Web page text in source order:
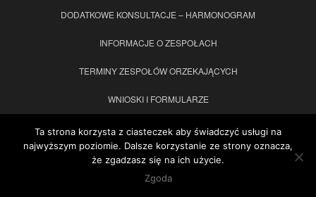
DODATKOWE KONSULTACJE – HARMONOGRAM
INFORMACJE O ZESPOŁACH
TERMINY ZESPOŁÓW ORZEKAJĄCYCH
WNIOSKI I FORMULARZE
ORZECZENIA/OPINIA WWR – druki do pobrania KONTAKT
STANDARDY OCHRONY MAŁOLETNICH
ColorlibDziała na
Ta strona korzysta z ciasteczek aby świadczyć usługi na
najwyższym poziomie. Dalsze korzystanie ze strony oznacza,
że zgadzasz się na ich użycie.
Zgoda